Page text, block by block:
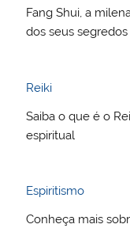
Fang Shui, a
dos seus segredos
Reiki
Saiba o que é o
espiritual
Espiritismo
Conheça mais